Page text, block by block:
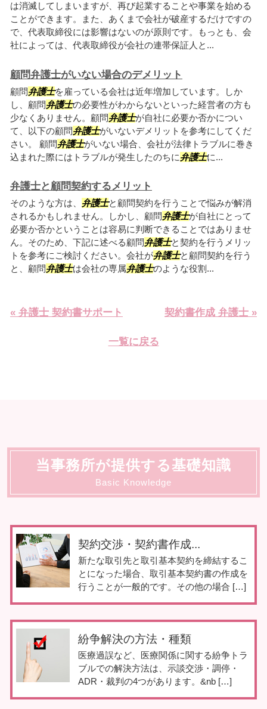
は消滅してしまいますが、再び起業することや事業を始める
ことができます。また、あくまで会社が破産するだけですの
で、代表取締役には影響はないのが原則です。もっとも、会
社によっては、代表取締役が会社の連帯保証人と...
顧問弁護士がいない場合のデメリット
顧問弁護士を雇っている会社は近年増加しています。しか
し、顧問弁護士の必要性がわからないといった経営者の方も
少なくありません。顧問弁護士が自社に必要か否かについ
て、以下の顧問弁護士がいないデメリットを参考にしてくだ
さい。 顧問弁護士がいない場合、会社が法律トラブルに巻き
込まれた際にはトラブルが発生したのちに弁護士に...
弁護士と顧問契約するメリット
そのような方は、 弁護士と顧問契約を行うことで悩みが解消
されるかもしれません。しかし、顧問弁護士が自社にとって
必要か否かということは容易に判断できることではありませ
ん。そのため、下記に述べる顧問弁護士と契約を行うメリッ
トを参考にご検討ください。会社が弁護士と顧問契約を行う
と、顧問弁護士は会社の専属弁護士のような役割...
« 弁護士 契約書サポート 契約書作成 弁護士 »
一覧に戻る
当事務所が提供する基礎知識
Basic Knowledge
契約交渉・契約書作成...
新たな取引先と取引基本契約を締結するこ
とになった場合、取引基本契約書の作成を
行うことが一般的です。その他の場合 […]
紛争解決の方法・種類
医療過誤など、医療関係に関する紛争トラ
ブルでの解決方法は、示談交渉・調停・
ADR・裁判の4つがあります。&nb […]